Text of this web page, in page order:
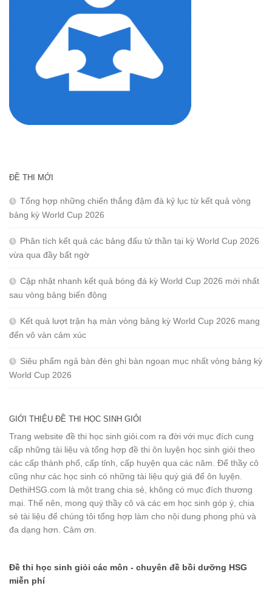
ĐỀ THI MỚI
Tổng hợp những chiến thắng đậm đà kỷ lục từ kết quả vòng
bảng kỳ World Cup 2026
Phân tích kết quả các bảng đấu tử thần tại kỳ World Cup 2026
vừa qua đầy bất ngờ
Cập nhật nhanh kết quả bóng đá kỳ World Cup 2026 mới nhất
sau vòng bảng biến động
Kết quả lượt trận hạ màn vòng bảng kỳ World Cup 2026 mang
đến vô vàn cảm xúc
Siêu phẩm ngả bàn đèn ghi bàn ngoạn mục nhất vòng bảng kỳ
World Cup 2026
GIỚI THIỆU ĐỀ THI HỌC SINH GIỎI
Trang website đề thi học sinh giỏi.com ra đời với mục đích cung
cấp những tài liệu và tổng hợp đề thi ôn luyện học sinh giỏi theo
các cấp thành phố, cấp tỉnh, cấp huyện qua các năm. Để thầy cô
cũng như các học sinh có những tài liệu quý giá để ôn luyện.
DethiHSG.com là một trang chia sẻ, không có mục đích thương
mại. Thế nên, mong quý thầy cô và các em học sinh góp ý, chia
sẻ tài liệu để chúng tôi tổng hợp làm cho nội dung phong phú và
đa dạng hơn. Cảm ơn.
Đề thi học sinh giỏi các môn - chuyên đề bồi dưỡng HSG
miễn phí